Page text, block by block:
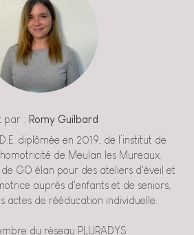
par : Romy Guilbard
diplômée en 2019, de l’institut de
de Meulan les Mureaux.
de GO élan pour des ateliers d'éveil et
auprès d'enfants et de seniors,
actes de rééducation individuelle.
du réseau PLURADYS